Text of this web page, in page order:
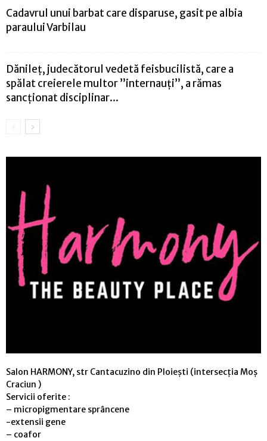
Cadavrul unui barbat care disparuse, gasit pe albia
paraului Varbilau
Dănileț, judecătorul vedetă feisbucilistă, care a
spălat creierele multor ”internauți”, a rămas
sancționat disciplinar...
Salon HARMONY, str Cantacuzino din Ploiești (intersecția Moș
Craciun )
Servicii oferite :
– micropigmentare sprâncene
-extensii gene
– coafor